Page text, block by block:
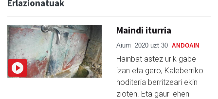
Erlazionatuak
Maindi iturria
Aiurri 2020 uzt 30 ANDOAIN
Hainbat astez urik gabe
izan eta gero, Kaleberriko
hoditeria berritzeari ekin
zioten. Eta gaur lehen